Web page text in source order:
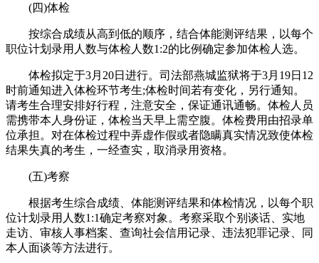
(四)体检
按综合成绩从高到低的顺序，结合体能测评结果，以每个
职位计划录用人数与体检人数1:2的比例确定参加体检人选。
体检拟定于3月20日进行。司法部燕城监狱将于3月19日12
时前通知进入体检环节考生;体检时间若有变化，另行通知。
请考生合理安排好行程，注意安全，保证通讯通畅。体检人员
需携带本人身份证，体检当天早上需空腹。体检费用由招录单
位承担。对在体检过程中弄虚作假或者隐瞒真实情况致使体检
结果失真的考生，一经查实，取消录用资格。
(五)考察
根据考生综合成绩、体能测评结果和体检情况，以每个职
位计划录用人数1:1确定考察对象。考察采取个别谈话、实地
走访、审核人事档案、查询社会信用记录、违法犯罪记录、同
本人面谈等方法进行。